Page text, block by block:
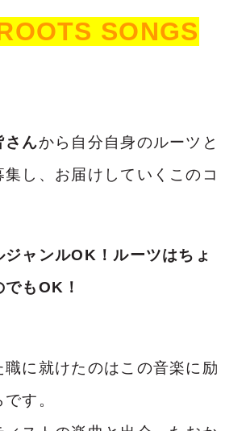
SONGS
さんから自分自身のルーツと
集し、お届けしていくこのコ
ジャンルOK！ルーツはちょ
もOK！
職に就けたのはこの音楽に励
す。